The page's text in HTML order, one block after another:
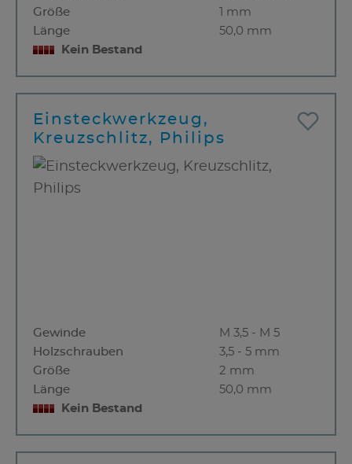
Größe
1 mm
Länge
50,0 mm
Kein Bestand
Einsteckwerkzeug,
Kreuzschlitz, Philips
Gewinde
M 3,5 - M 5
Holzschrauben
3,5 - 5 mm
Größe
2 mm
Länge
50,0 mm
Kein Bestand